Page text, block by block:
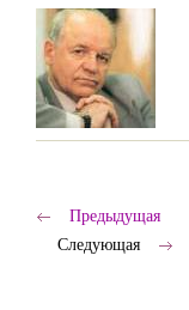
Предыдущая
Следующая